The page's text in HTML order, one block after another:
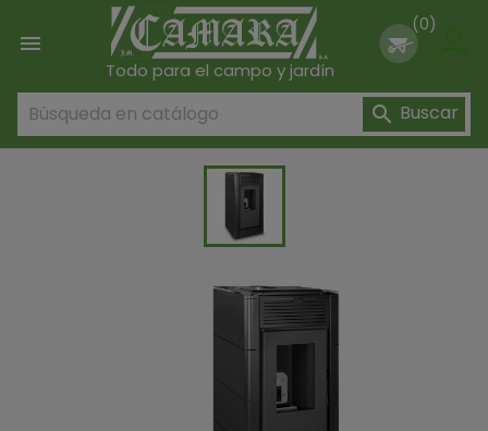

Todo para el campo y jardín
(0)
 Buscar